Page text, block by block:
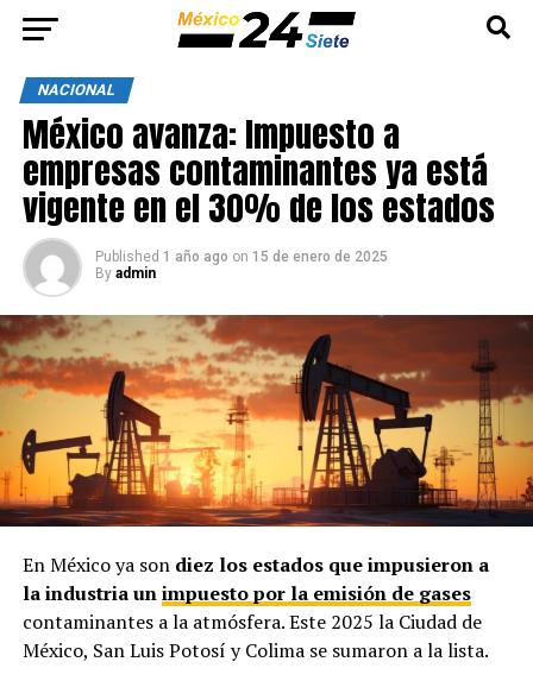
NACIONAL
México avanza: Impuesto a
empresas contaminantes ya está
vigente en el 30% de los estados
Published 1 año ago on 15 de enero de 2025
By admin
En México ya son diez los estados que impusieron a
la industria unimpuesto por la emisión de gases
contaminantes a la atmósfera. Este 2025 la Ciudad de
México, San Luis Potosí y Colima se sumaron a la lista.